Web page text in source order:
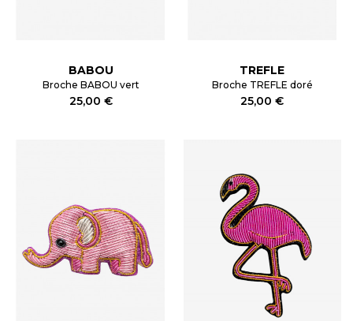
BABOU
Broche BABOU vert
25,00 €
TREFLE
Broche TREFLE doré
25,00 €